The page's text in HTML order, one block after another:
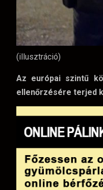
(illusztráció)
Az európai szintű
ellenőrzésére terjed